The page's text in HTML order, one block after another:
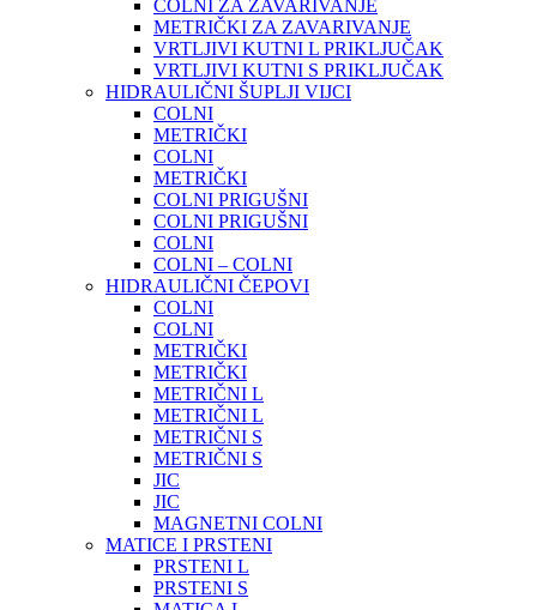
COLNI ZA ZAVARIVANJE
METRIČKI ZA ZAVARIVANJE
VRTLJIVI KUTNI L PRIKLJUČAK
VRTLJIVI KUTNI S PRIKLJUČAK
HIDRAULIČNI ŠUPLJI VIJCI
COLNI
METRIČKI
COLNI
METRIČKI
COLNI PRIGUŠNI
COLNI PRIGUŠNI
COLNI
COLNI – COLNI
HIDRAULIČNI ČEPOVI
COLNI
COLNI
METRIČKI
METRIČKI
METRIČNI L
METRIČNI L
METRIČNI S
METRIČNI S
JIC
JIC
MAGNETNI COLNI
MATICE I PRSTENI
PRSTENI L
PRSTENI S